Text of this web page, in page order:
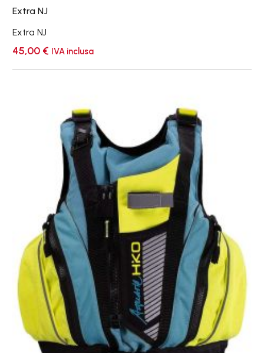
Extra NJ
Extra NJ
45,00 € IVA inclusa